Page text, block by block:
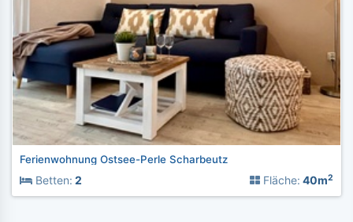
Ferienwohnung Ostsee-Perle Scharbeutz
Betten: 2 Fläche: 40m2